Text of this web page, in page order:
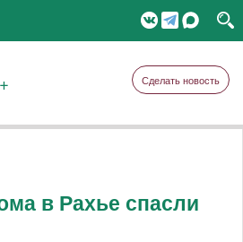
Сделать новость
в Рахье спасли